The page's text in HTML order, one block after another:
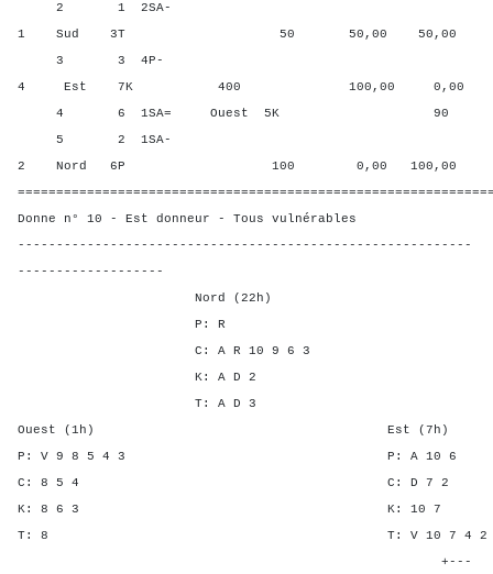
2 1 2SA-
1 Sud 3T 50 50,00 50,00
3 3 4P-
4 Est 7K 400 100,00 0,00
4 6 1SA= Ouest 5K 90
5 2 1SA-
2 Nord 6P 100 0,00 100,00
Donne n° 10 - Est donneur - Tous vulnérables
-----------------------------------------------------------
-------------------
Nord (22h)
P: R
C: A R 10 9 6 3
K: A D 2
T: A D 3
Ouest (1h) Est (7h)
P: V 9 8 5 4 3 P: A
C: 8 5 4 C: D
K: 8 6 3 K:
T: 8 T: V 10 7
+---